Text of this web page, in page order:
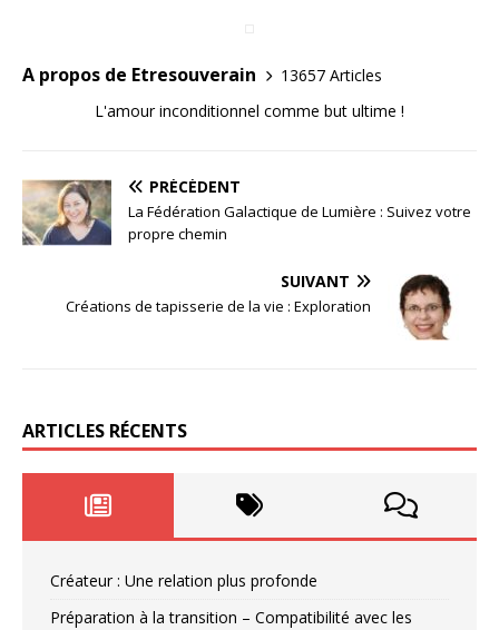
A propos de Etresouverain
13657 Articles
L'amour inconditionnel comme but ultime !
PRÉCÉDENT
La Fédération Galactique de Lumière : Suivez votre
propre chemin
SUIVANT
Créations de tapisserie de la vie : Exploration
ARTICLES RÉCENTS
Créateur : Une relation plus profonde
Préparation à la transition – Compatibilité avec les